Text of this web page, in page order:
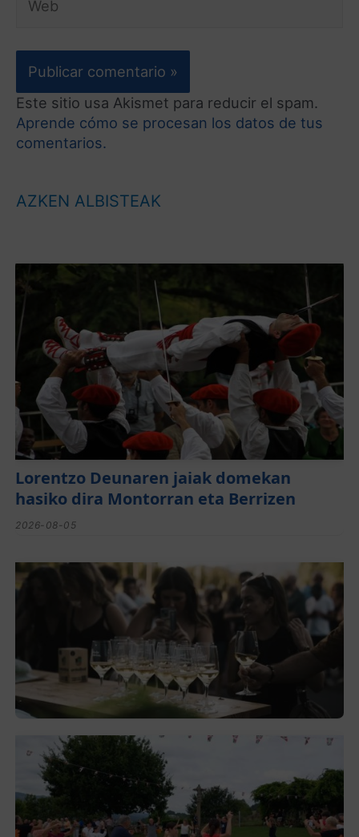
Este sitio usa Akismet para reducir el spam.
Aprende cómo se procesan los datos de tus
comentarios.
AZKEN ALBISTEAK
Lorentzo Deunaren jaiak domekan
hasiko dira Montorran eta Berrizen
2026-08-05
El festival de Bizkaiko Txakolina ‘Mahasti
Artean’ llega a Durangaldea en
septiembre
2026-08-03
Gerediaga inicia sus fiestas con una cena